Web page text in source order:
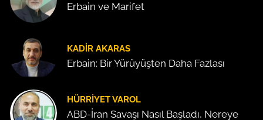
Erbain ve Marifet
KADIR AKARAS
Erbain: Bir Yürüyüşten Daha Fazlası
HÜRRIYET VAROL
ABD-İran Savaşı Nasıl Başladı, Nereye